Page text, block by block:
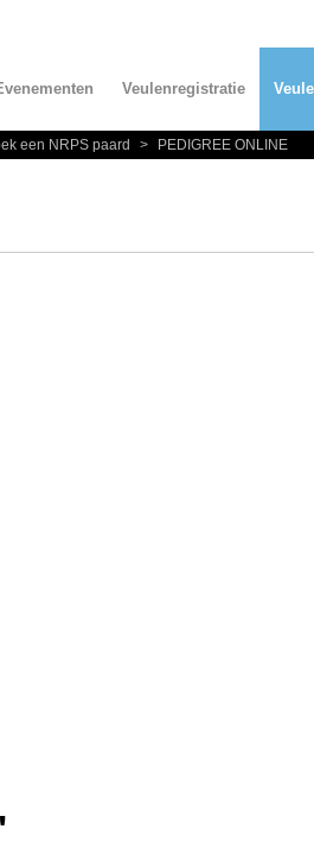
Veulenregistratie
een NRPS paard > PEDIGREE ONLINE